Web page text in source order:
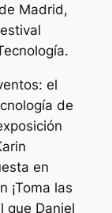
Madrid,
el
de
en
¡Toma las
que Daniel